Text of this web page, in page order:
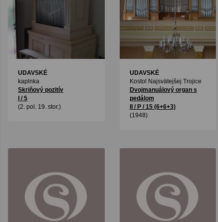
UDAVSKÉ
kaplnka
Skriňový pozitív
I / 5
(2. pol. 19. stor.)
UDAVSKÉ
Kostol Najsvätejšej Trojice
Dvojmanuálový organ s
pedálom
II / P / 15 (6+6+3)
(1948)